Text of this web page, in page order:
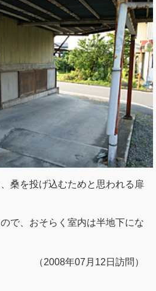
桑を投げ込むためと思われる扉
で、おそらく室内は半地下にな
（2008年07月12日訪問）